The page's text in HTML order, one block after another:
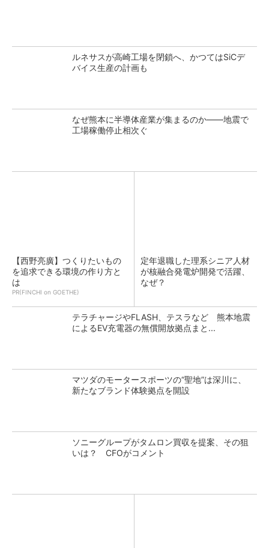
ルネサスが高崎工場を閉鎖へ、かつてはSiCデ
バイス生産の計画も
なぜ熊本に半導体産業が集まるのか――地震で
工場稼働停止相次ぐ
【西野亮廣】つくりたいもの
を追求できる環境の作り方と
は
PR(FINCHI on GOETHE)
定年退職した理系シニア人材
が核融合発電炉開発で活躍、
なぜ？
テラチャージやFLASH、テスラなど 熊本地震
によるEV充電器の無償開放拠点まと...
マツダのモータースポーツの“聖地”は深川に、
新たなブランド体験拠点を開設
ソニーグループがタムロン買収を提案、その狙
いは？ CFOがコメント